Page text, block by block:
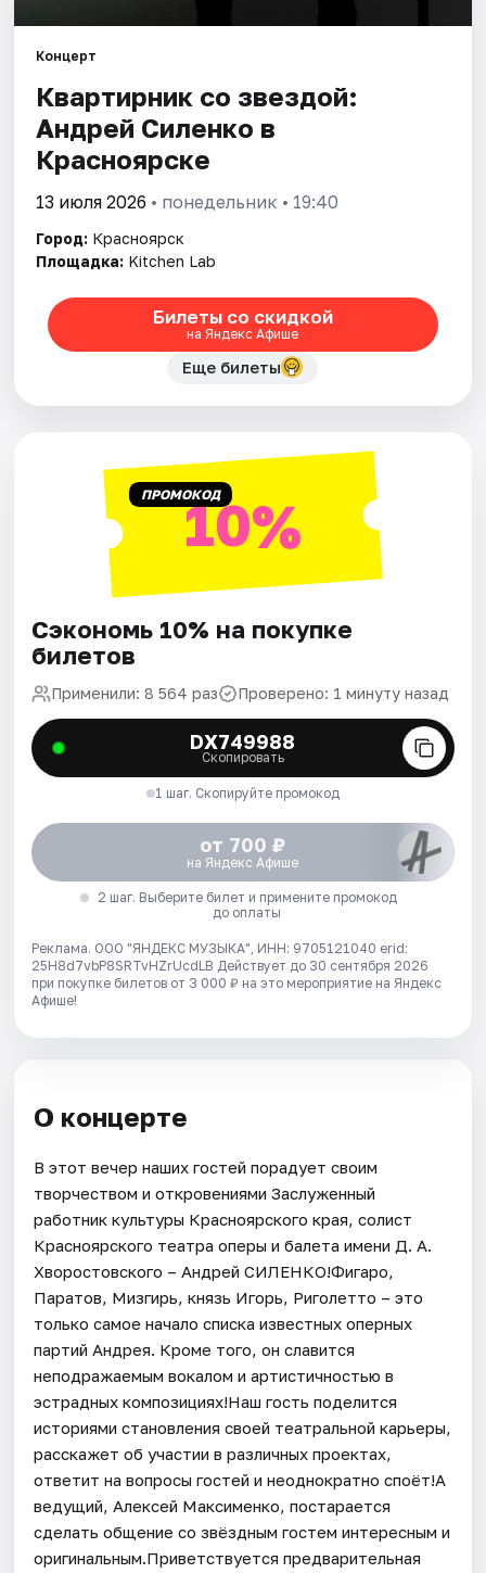
Концерт
Квартирник со звездой:
Андрей Силенко в
Красноярске
13 июля 2026 • понедельник • 19:40
Город: Красноярск
Площадка: Kitchen Lab
Билеты со скидкой
на Яндекс Афише
Еще билеты
ПРОМОКОД10%
Сэкономь 10% на покупке
билетов
Применили: 8 564 раз Проверено: 1 минуту назад
DX749988
Скопировать
1 шаг. Скопируйте промокод
от 700 ₽
на Яндекс Афише
2 шаг. Выберите билет и примените промокод
до оплаты
Реклама. ООО "ЯНДЕКС МУЗЫКА", ИНН: 9705121040 erid:
25H8d7vbP8SRTvHZrUcdLB Действует до 30 сентября 2026
при покупке билетов от 3 000 ₽ на это мероприятие на Яндекс
Афише!
О концерте
В этот вечер наших гостей порадует своим
творчеством и откровениями Заслуженный
работник культуры Красноярского края, солист
Красноярского театра оперы и балета имени Д. А.
Хворостовского – Андрей СИЛЕНКО!Фигаро,
Паратов, Мизгирь, князь Игорь, Риголетто – это
только самое начало списка известных оперных
партий Андрея. Кроме того, он славится
неподражаемым вокалом и артистичностью в
эстрадных композициях!Наш гость поделится
историями становления своей театральной карьеры,
расскажет об участии в различных проектах,
ответит на вопросы гостей и неоднократно споёт!А
ведущий, Алексей Максименко, постарается
сделать общение со звёздным гостем интересным и
оригинальным.Приветствуется предварительная